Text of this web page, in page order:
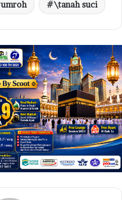
umroh \tanah suci